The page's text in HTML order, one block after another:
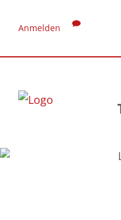
Anmelden